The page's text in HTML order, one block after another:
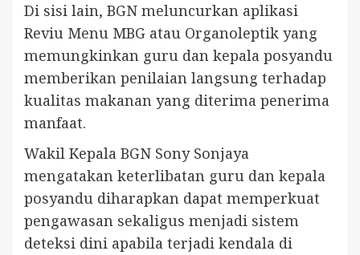
Di sisi lain, BGN meluncurkan aplikasi
Reviu Menu MBG atau Organoleptik yang
memungkinkan guru dan kepala posyandu
memberikan penilaian langsung terhadap
kualitas makanan yang diterima penerima
manfaat.
Wakil Kepala BGN Sony Sonjaya
mengatakan keterlibatan guru dan kepala
posyandu diharapkan dapat memperkuat
pengawasan sekaligus menjadi sistem
deteksi dini apabila terjadi kendala di